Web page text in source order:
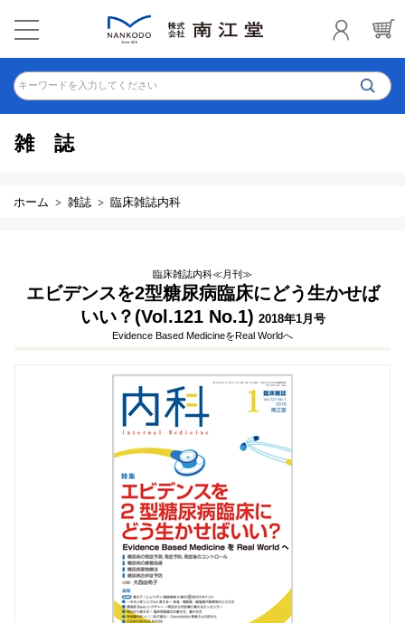
キーワードを入力してください
雑誌
ホーム 雑誌 臨床雑誌内科
臨床雑誌内科≪月刊≫
エビデンスを2型糖尿病臨床にどう生かせば
いい？(Vol.121 No.1) 2018年1月号
Evidence Based MedicineをReal Worldへ